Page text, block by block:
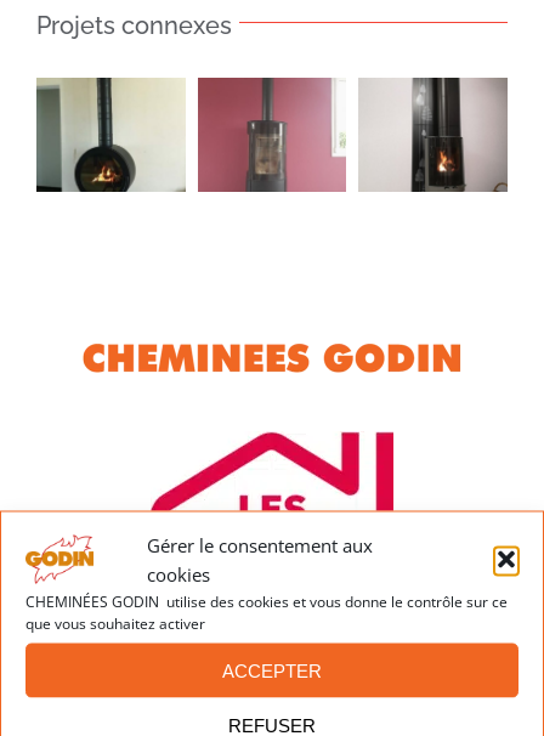
Gérer le consentement aux
cookies
CHEMINÉES GODIN utilise des cookies et vous donne le contrôle sur ce
que vous souhaitez activer
ACCEPTER
REFUSER
Projets connexes